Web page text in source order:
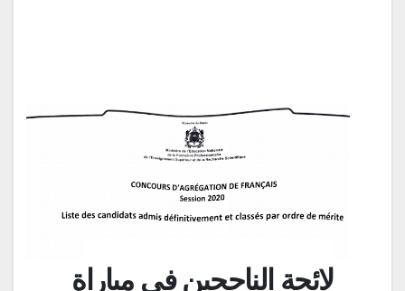
لائحة الناجحين في مباراة